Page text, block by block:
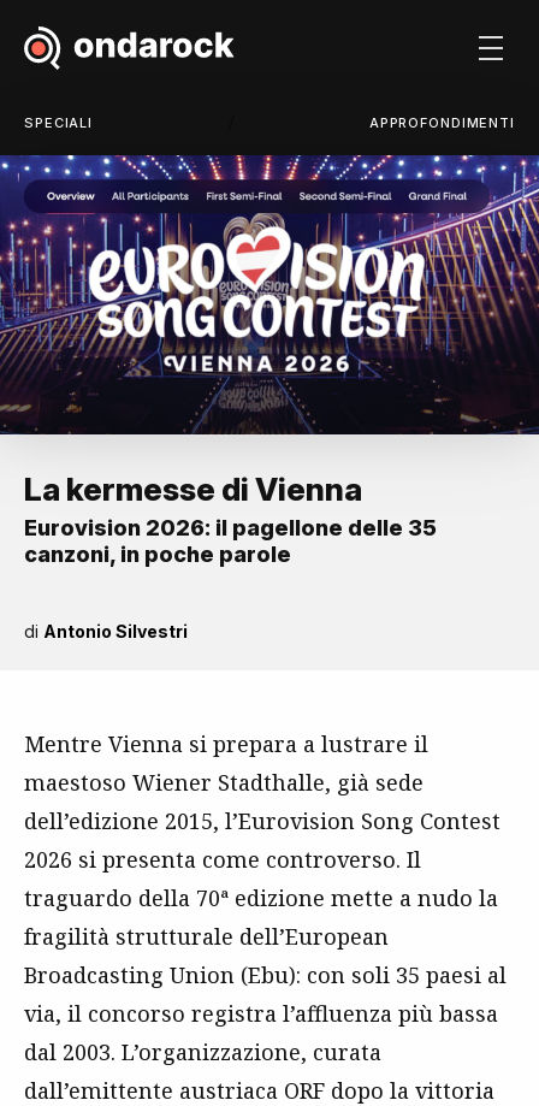
SPECIALI APPROFONDIMENTI
La kermesse di Vienna
Eurovision 2026: il pagellone delle 35
canzoni, in poche parole
di Antonio Silvestri
Mentre Vienna si prepara a lustrare il
maestoso Wiener Stadthalle, già sede
dell’edizione 2015, l’Eurovision Song Contest
2026 si presenta come controverso. Il
traguardo della 70ª edizione mette a nudo la
fragilità strutturale dell’European
Broadcasting Union (Ebu): con soli 35 paesi al
via, il concorso registra l’affluenza più bassa
dal 2003. L’organizzazione, curata
dall’emittente austriaca ORF dopo la vittoria